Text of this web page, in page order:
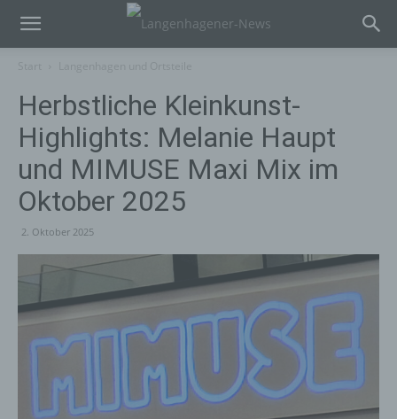
Herbstliche Kleinkunst-
Highlights: Melanie Haupt
und MIMUSE Maxi Mix im
Oktober 2025
2. Oktober 2025